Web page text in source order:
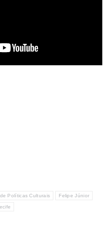
Políticas Culturais Felipe Júnior